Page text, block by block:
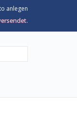
anlegen